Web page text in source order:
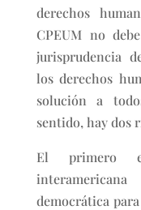
derechos
CPEUM no
jurisprudencia
los derechos
solución a
sentido, hay dos
El primero
democrática